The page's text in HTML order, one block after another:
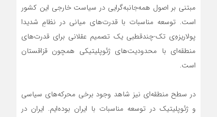
مبتنی بر اصول همه‌جانبه‌گرایی در سیاست خارجی این کشور
است. توسعه مناسبات با قدرت‌های میانی در نظامِ شدیدا
پولاریزهِ‌ی تک-چندقطبی یک تصمیم عقلانی برای قدرت‌های
منطقه‌ای با محدودیت‌های ژئوپلیتیکی همچون قزاقستان
است.
در سطح منطقه‌ای نیز شاهد وجود برخی محرکه‌های سیاسی
و ژئوپلیتیک در توسعه مناسبات با ایران بوده‌ایم. ایران در